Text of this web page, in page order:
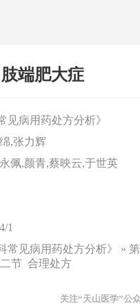
端肥大症
见病用药处方分析》
,张力辉
佩,颜青,蔡映云,于世英
1
常见病用药处方分析》 »
节 合理处方
关注“天山医学”公